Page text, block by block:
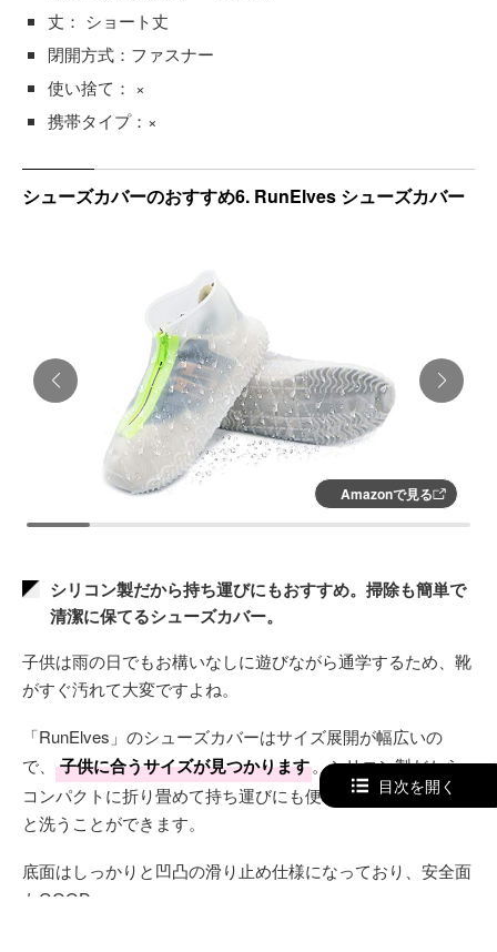
丈： ショート丈
閉開方式：ファスナー
使い捨て： ×
携帯タイプ：×
シューズカバーのおすすめ6. RunElves シューズカバー
Amazonで見る
シリコン製だから持ち運びにもおすすめ。掃除も簡単で
清潔に保てるシューズカバー。
子供は雨の日でもお構いなしに遊びながら通学するため、靴
がすぐ汚れて大変ですよね。
「RunElves」のシューズカバーはサイズ展開が幅広いの
で、
子供に合うサイズが見つかります。シリコン製だから
コンパクトに折り畳めて持ち運びにも便利で、汚れてもサッ
と洗うことができます。
底面はしっかりと凹凸の滑り止め仕様になっており、安全面
もGOOD。
目次を開く